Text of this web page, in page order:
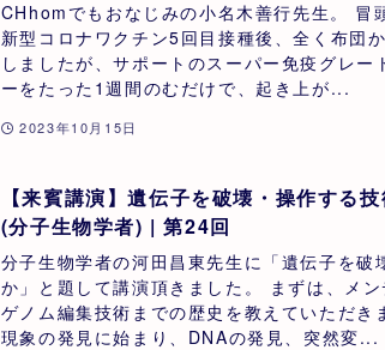
CHhomでもおなじみの小名木善行先生。 冒
新型コロナワクチン5回目接種後、全く布団
しましたが、サポートのスーパー免疫グレー
ーをたった1週間のむだけで、起き上が...
2023年10月15日
【来賓講演】遺伝子を破壊・操作する
(分子生物学者) | 第24回
分子生物学者の河田昌東先生に「遺伝子を破
か」と題して講演頂きました。 まずは、メ
ゲノム編集技術までの歴史を教えていただき
現象の発見に始まり、DNAの発見、突然変...